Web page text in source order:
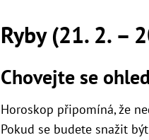
Ryby (21. 2. –
Chovejte se
Horoskop připomíná, že
Pokud se budete snažit